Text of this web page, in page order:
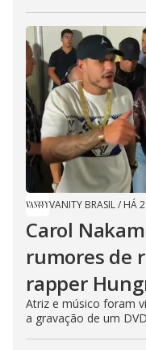
VANITY BRASIL/ HÁ
Carol
rumores de
rapper
Atriz e músico foram
a gravação de um